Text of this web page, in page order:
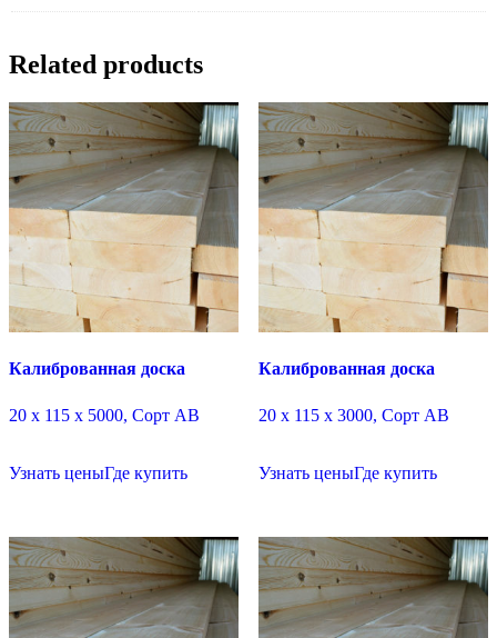
Related products
Калиброванная доска
20 х 115 х 5000, Сорт АВ
Узнать ценыГде купить
Калиброванная доска
20 х 115 х 3000, Сорт АВ
Узнать ценыГде купить